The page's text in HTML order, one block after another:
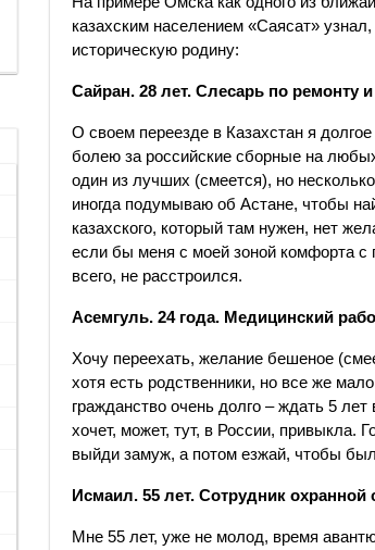
казахским населением «Саясат»
историческую родину:
Сайран. 28 лет. Слесарь по ремонту
О своем переезде в Казахстан я
болею за российские сборные на
один из лучших (смеется), но
иногда подумываю об Астане, чтобы
казахского, который там нужен, нет
если бы меня с моей зоной комфорта
всего, не расстроился.
Асемгуль. 24 года. Медицинский
Хочу переехать, желание бешеное
хотя есть родственники, но все же
гражданство очень долго – ждать 5
хочет, может, тут, в России, привыкла.
выйди замуж, а потом езжай, чтобы
Исмаил. 55 лет. Сотрудник
Мне 55 лет, уже не молод, время